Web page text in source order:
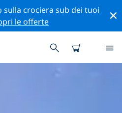
sulla crociera sub dei tuoi
le offerte